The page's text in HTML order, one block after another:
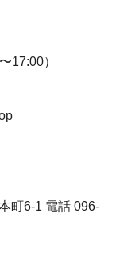
17:00）
町6-1 電話 096-